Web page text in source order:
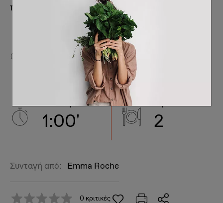
προτιμάς.
1:00' 2
Συνταγή από: Emma Roche
0 κριτικές